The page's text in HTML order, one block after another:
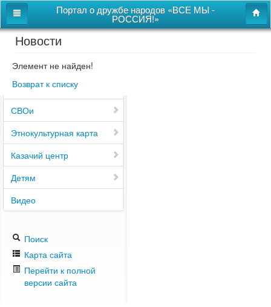
Портал о дружбе народов «ВСЕ МЫ -
РОССИЯ!»
Главная
Дом дружбы народов
Новости
СВОи
Этнокультурная карта
Казачий центр
Детям
Видео
Поиск
Карта сайта
Перейти к полной
версии сайта
Новости
Элемент не найден!
Возврат к списку